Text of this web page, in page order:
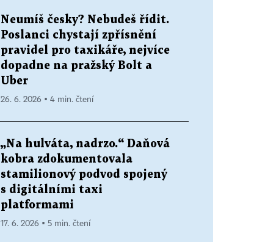
Neumíš česky? Nebudeš řídit.
Poslanci chystají zpřísnění
pravidel pro taxikáře, nejvíce
dopadne na pražský Bolt a
Uber
26. 6. 2026 ▪ 4 min. čtení
„Na hulváta, nadrzo.“ Daňová
kobra zdokumentovala
stamilionový podvod spojený
s digitálními taxi
platformami
17. 6. 2026 ▪ 5 min. čtení